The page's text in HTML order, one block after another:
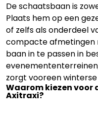
De schaatsbaan is
Plaats hem op een
of zelfs als onderdeel
compacte afmetingen
baan in te passen in
zorgt vooreen
Waarom kiezen voor
Axitraxi?